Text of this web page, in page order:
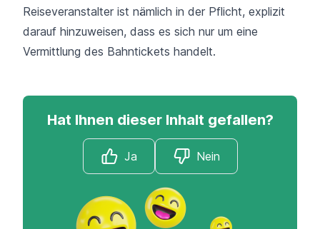
Reiseveranstalter ist nämlich in der Pflicht, explizit
darauf hinzuweisen, dass es sich nur um eine
Vermittlung des Bahntickets handelt.
Hat Ihnen dieser Inhalt gefallen?
Ja Nein